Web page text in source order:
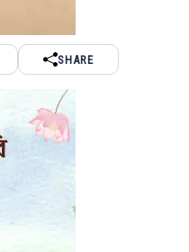
SHARE